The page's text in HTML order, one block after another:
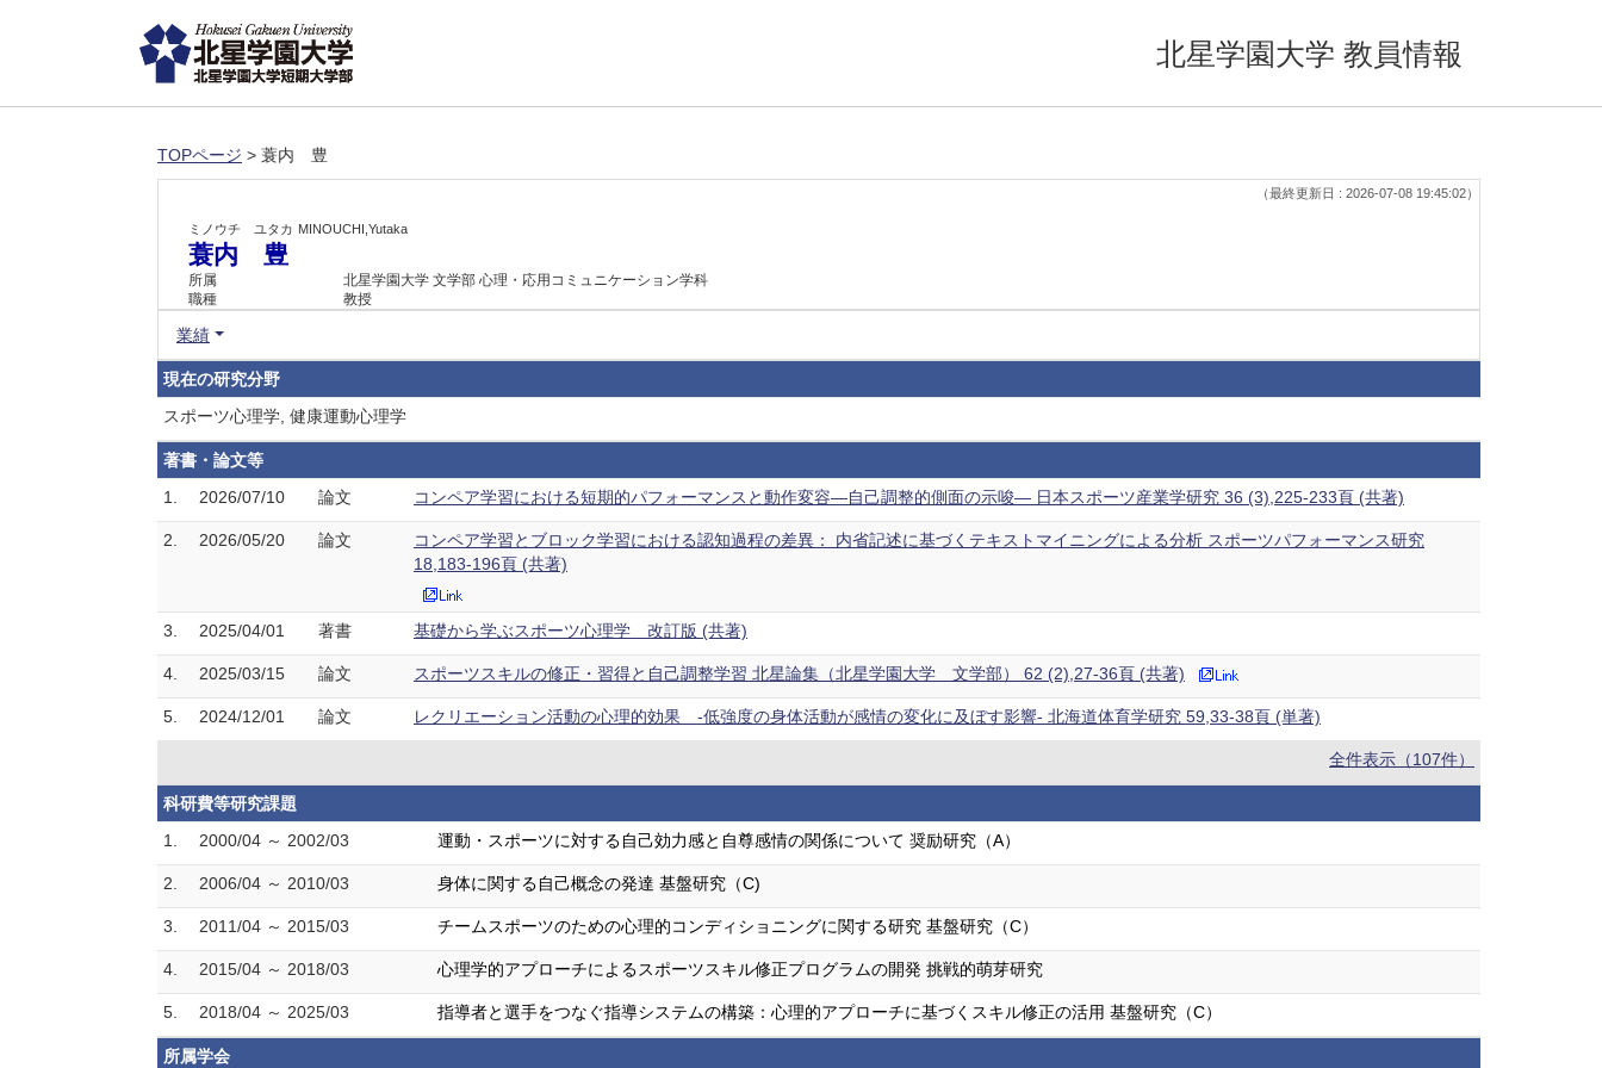
北星学園大学 教員情報
TOPページ > 蓑内 豊
（最終更新日 : 2026-07-08 19:45:02）
ミノウチ ユタカ MINOUCHI,Yutaka
蓑内 豊
所属
北星学園大学 文学部 心理・応用コミュニケーション学科
職種
教授
業績
現在の研究分野
スポーツ心理学, 健康運動心理学
著書・論文等
1.
2026/07/10 論文 コンペア学習における短期的パフォーマンスと動作変容―自己調整的側面の示唆― 日本スポーツ産業学研究 36 (3),225-233頁 (共著)
2. 2026/05/20 論文
コンペア学習とブロック学習における認知過程の差異： 内省記述に基づくテキストマイニングによる分析 スポーツパフォーマンス研究
18,183-196頁 (共著)
3. 2025/04/01 著書 基礎から学ぶスポーツ心理学 改訂版 (共著)
4. 2025/03/15 論文 スポーツスキルの修正・習得と自己調整学習 北星論集（北星学園大学 文学部） 62 (2),27-36頁 (共著)
5. 2024/12/01 論文 レクリエーション活動の心理的効果 ‐低強度の身体活動が感情の変化に及ぼす影響‐ 北海道体育学研究 59,33-38頁 (単著)
全件表示（107件）
科研費等研究課題
1.
2000/04 ～ 2002/03 運動・スポーツに対する自己効力感と自尊感情の関係について 奨励研究（A）
2. 2006/04 ～ 2010/03 身体に関する自己概念の発達 基盤研究（C)
3. 2011/04 ～ 2015/03 チームスポーツのための心理的コンディショニングに関する研究 基盤研究（C）
4. 2015/04 ～ 2018/03 心理学的アプローチによるスポーツスキル修正プログラムの開発 挑戦的萌芽研究
5. 2018/04 ～ 2025/03 指導者と選手をつなぐ指導システムの構築：心理的アプローチに基づくスキル修正の活用 基盤研究（C）
所属学会